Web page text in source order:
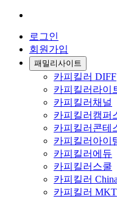
로그인
회원가입
패밀리사이트
카피킬러 DIFF
카피킬러라이
카피킬러채널
카피킬러캠퍼
카피킬러콘테
카피킬러아이
카피킬러에듀
카피킬러스쿨
카피킬러 China
카피킬러 MKT